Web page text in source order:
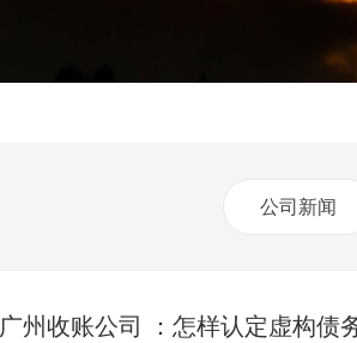
公司新闻
广州收账公司 ：怎样认定虚构债